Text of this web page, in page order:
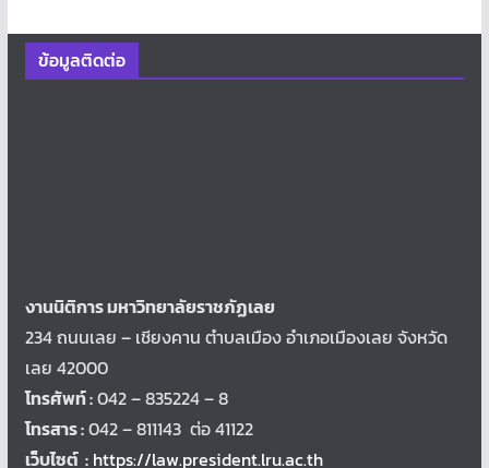
ข้อมูลติดต่อ
งานนิติการ มหาวิทยาลัยราชภัฏเลย
234 ถนนเลย – เชียงคาน ตำบลเมือง อำเภอเมืองเลย จังหวัด
เลย 42000
โทรศัพท์ :042 – 835224 – 8
โทรสาร :042 – 811143 ต่อ 41122
เว็บไซต์ : https://law.president.lru.ac.th